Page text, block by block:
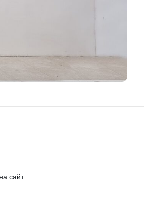
сайт